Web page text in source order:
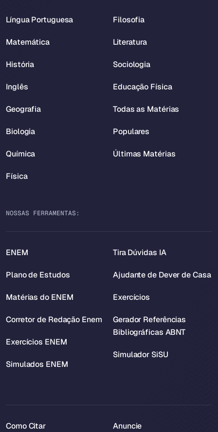
Língua Portuguesa
Matemática
História
Inglês
Geografia
Biologia
Química
Física
Filosofia
Literatura
Sociologia
Educação Física
Todas as Matérias
Populares
Últimas Matérias
NOSSAS FERRAMENTAS:
ENEM
Plano de Estudos
Matérias do ENEM
Corretor de Redação Enem
Exercícios ENEM
Simulados ENEM
Tira Dúvidas IA
Ajudante de Dever de Casa
Exercícios
Gerador Referências
Bibliográficas ABNT
Simulador SiSU
Como Citar Anuncie